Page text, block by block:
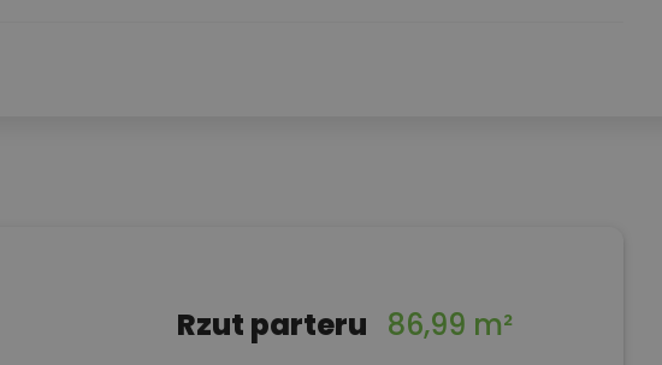
Rzut parteru 86,99 m²